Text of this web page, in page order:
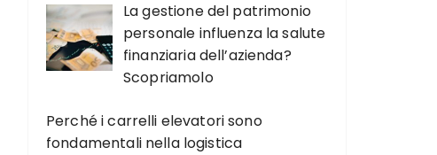
La gestione del patrimonio
personale influenza la salute
finanziaria dell’azienda?
Scopriamolo
Perché i carrelli elevatori sono
fondamentali nella logistica